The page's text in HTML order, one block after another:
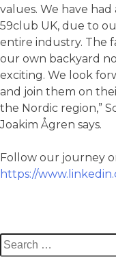
values. We have
59club UK, due to
entire industry. The
our own backyard
exciting. We look
and join them on
the Nordic region,”
Joakim Ågren says.
Follow our journey
https://
Search
for: